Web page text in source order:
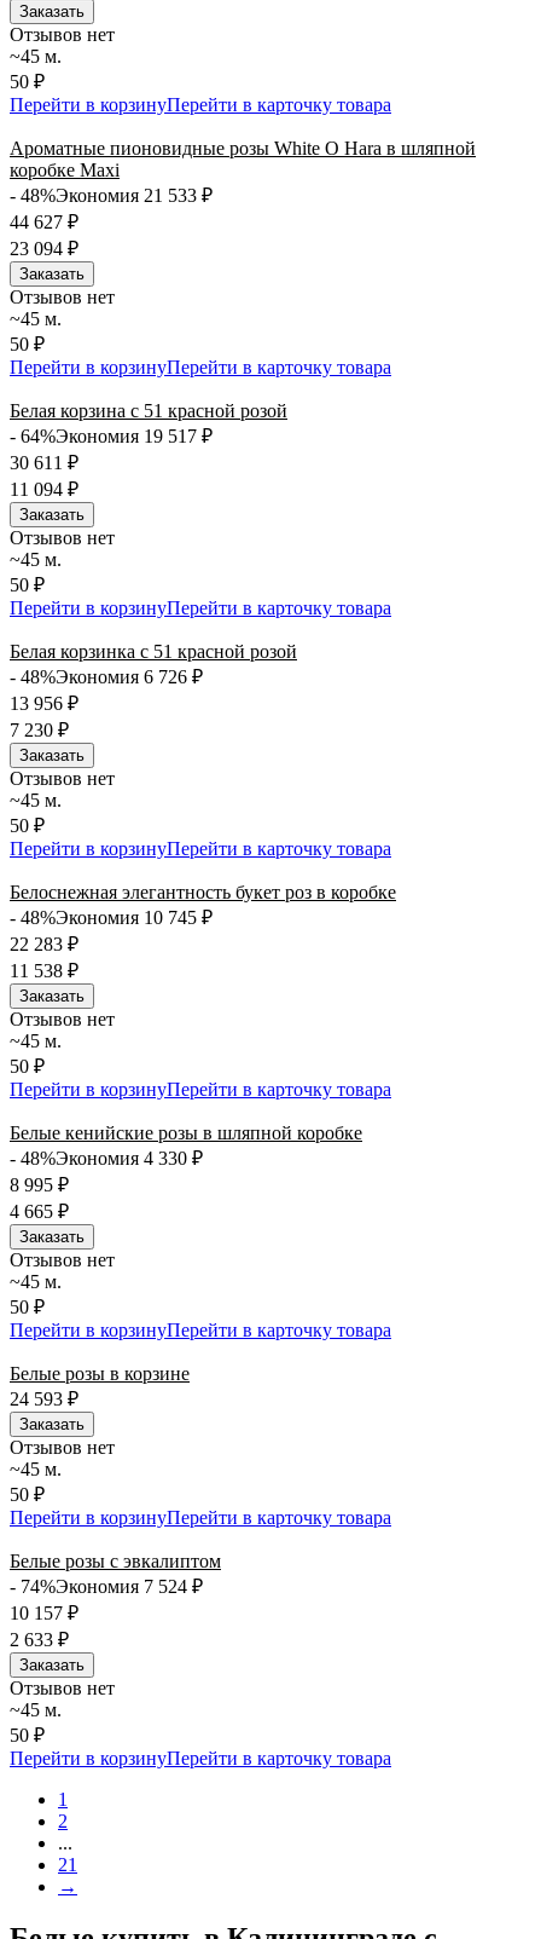
Заказать
Отзывов нет
~45 м.
50 ₽
Перейти в корзинуПерейти в карточку товара
Ароматные пионовидные розы White O Hara в шляпной
коробке Maxi
- 48%Экономия 21 533 ₽
44 627 ₽
23 094 ₽
Заказать
Отзывов нет
~45 м.
50 ₽
Перейти в корзинуПерейти в карточку товара
Белая корзина с 51 красной розой
- 64%Экономия 19 517 ₽
30 611 ₽
11 094 ₽
Заказать
Отзывов нет
~45 м.
50 ₽
Перейти в корзинуПерейти в карточку товара
Белая корзинка с 51 красной розой
- 48%Экономия 6 726 ₽
13 956 ₽
7 230 ₽
Заказать
Отзывов нет
~45 м.
50 ₽
Перейти в корзинуПерейти в карточку товара
Белоснежная элегантность букет роз в коробке
- 48%Экономия 10 745 ₽
22 283 ₽
11 538 ₽
Заказать
Отзывов нет
~45 м.
50 ₽
Перейти в корзинуПерейти в карточку товара
Белые кенийские розы в шляпной коробке
- 48%Экономия 4 330 ₽
8 995 ₽
4 665 ₽
Заказать
Отзывов нет
~45 м.
50 ₽
Перейти в корзинуПерейти в карточку товара
Белые розы в корзине
24 593 ₽
Заказать
Отзывов нет
~45 м.
50 ₽
Перейти в корзинуПерейти в карточку товара
Белые розы с эвкалиптом
- 74%Экономия 7 524 ₽
10 157 ₽
2 633 ₽
Заказать
Отзывов нет
~45 м.
50 ₽
Перейти в корзинуПерейти в карточку товара
1
2
...
21
→